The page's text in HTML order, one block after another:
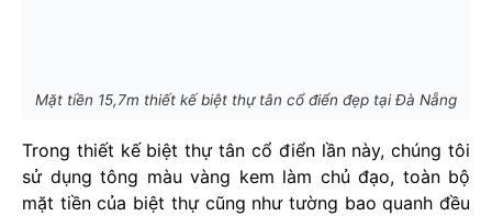
Mặt tiền 15,7m thiết kế biệt thự tân cổ điển đẹp tại Đà Nẵng
Trong thiết kế biệt thự tân cổ điển lần này, chúng tôi
sử dụng tông màu vàng kem làm chủ đạo, toàn bộ
mặt tiền của biệt thự cũng như tường bao quanh đều